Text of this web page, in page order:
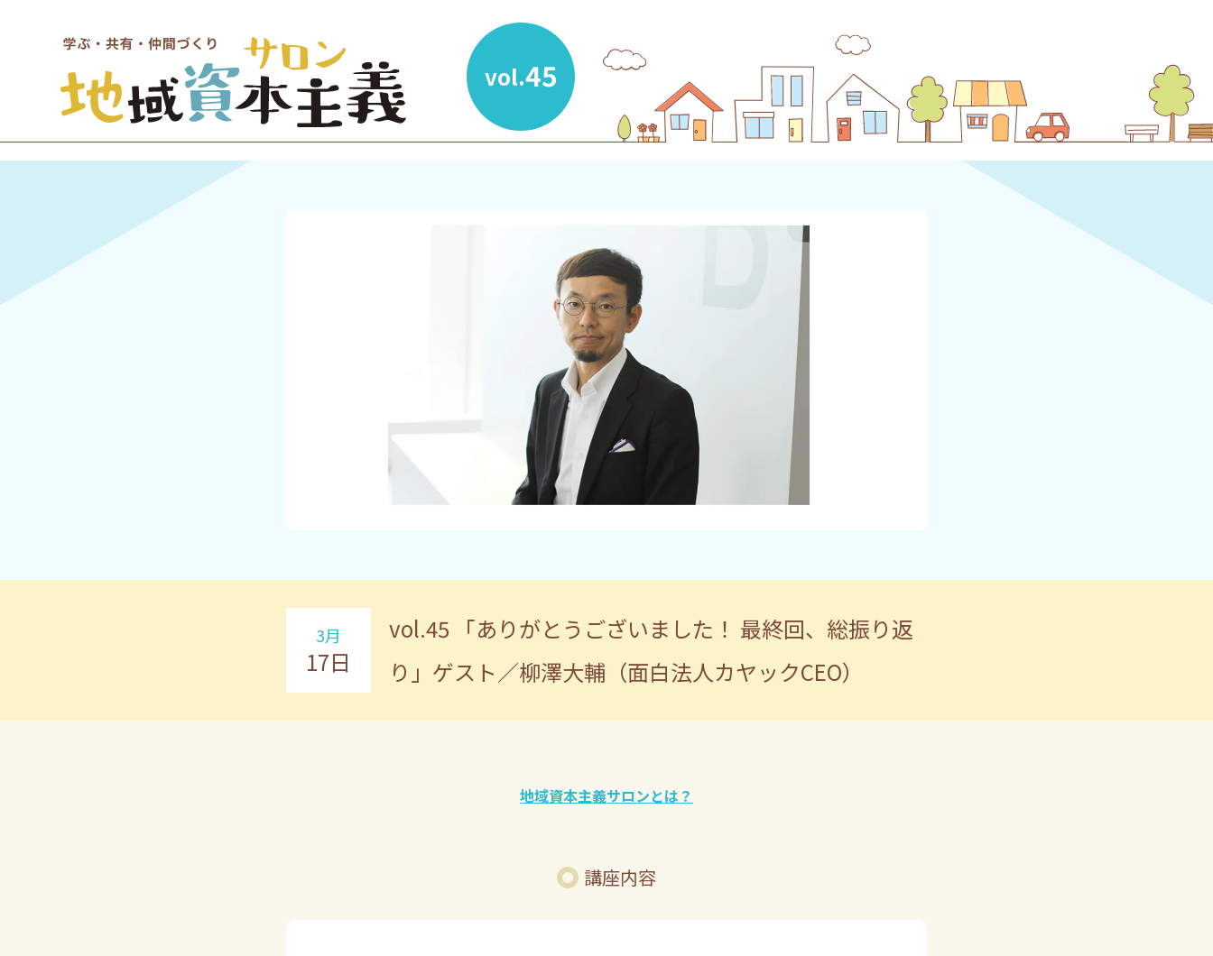
vol.45
3月
17日
vol.45 「ありがとうございました！ 最終回、総振り返
り」 ゲスト／柳澤大輔（面白法人カヤックCEO）
地域資本主義サロンとは？
講座内容